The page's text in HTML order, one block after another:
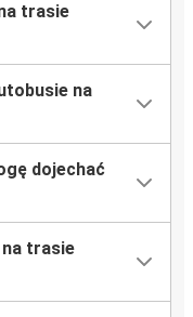
trasie
na
dojechać
na trasie